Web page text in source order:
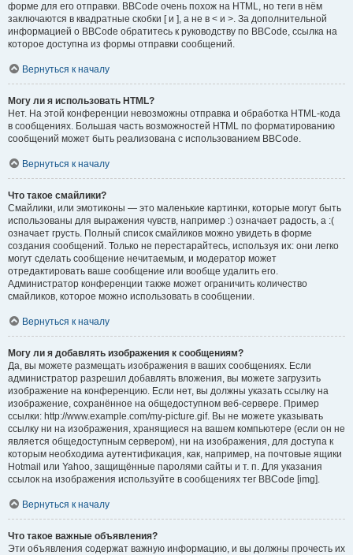
форме для его отправки. BBCode очень похож на HTML, но теги в нём
заключаются в квадратные скобки [ и ], а не в < и >. За дополнительной
информацией о BBCode обратитесь к руководству по BBCode, ссылка на
которое доступна из формы отправки сообщений.
Вернуться к началу
Могу ли я использовать HTML?
Нет. На этой конференции невозможны отправка и обработка HTML-кода
в сообщениях. Большая часть возможностей HTML по форматированию
сообщений может быть реализована с использованием BBCode.
Вернуться к началу
Что такое смайлики?
Смайлики, или эмотиконы — это маленькие картинки, которые могут быть
использованы для выражения чувств, например :) означает радость, а :(
означает грусть. Полный список смайликов можно увидеть в форме
создания сообщений. Только не перестарайтесь, используя их: они легко
могут сделать сообщение нечитаемым, и модератор может
отредактировать ваше сообщение или вообще удалить его.
Администратор конференции также может ограничить количество
смайликов, которое можно использовать в сообщении.
Вернуться к началу
Могу ли я добавлять изображения к сообщениям?
Да, вы можете размещать изображения в ваших сообщениях. Если
администратор разрешил добавлять вложения, вы можете загрузить
изображение на конференцию. Если нет, вы должны указать ссылку на
изображение, сохранённое на общедоступном веб-сервере. Пример
ссылки: http://www.example.com/my-picture.gif. Вы не можете указывать
ссылку ни на изображения, хранящиеся на вашем компьютере (если он не
является общедоступным сервером), ни на изображения, для доступа к
которым необходима аутентификация, как, например, на почтовые ящики
Hotmail или Yahoo, защищённые паролями сайты и т. п. Для указания
ссылок на изображения используйте в сообщениях тег BBCode [img].
Вернуться к началу
Что такое важные объявления?
Эти объявления содержат важную информацию, и вы должны прочесть их